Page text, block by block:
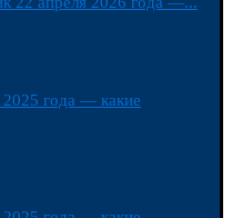
года — какие